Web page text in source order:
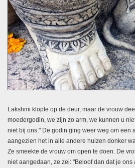
Lakshmi klopte op de deur, maar de vrouw
moedergodin, we zijn zo arm, we kunnen u
niet bij ons." De godin ging weer weg om een
aangezien het in alle andere huizen donker
Ze smeekte de vrouw om open te doen. De
niet aangedaan, ze zei: "Beloof dan dat je